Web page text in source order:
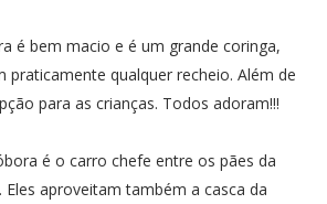
é bem macio e é um grande coringa,
qualquer recheio. Além de
para as crianças. Todos adoram!!!
é o carro chefe entre os pães da
Eles aproveitam também a casca da